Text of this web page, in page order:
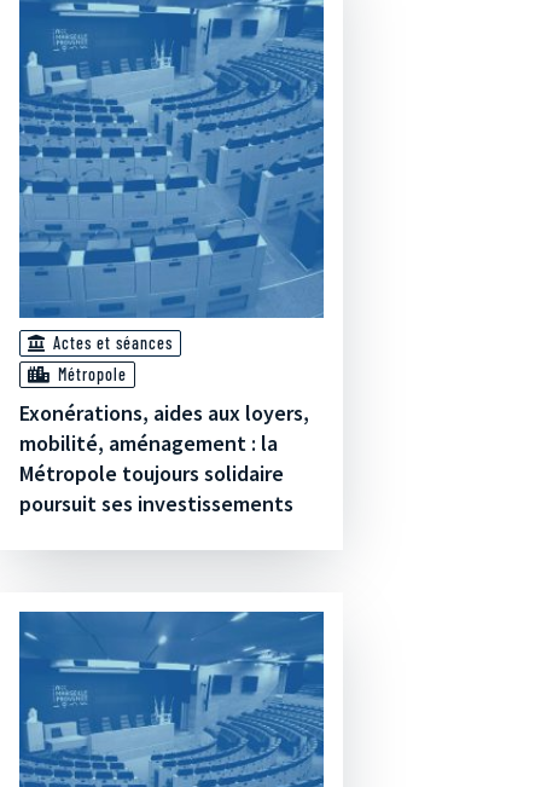
Actes et séances
Métropole
Exonérations, aides aux loyers,
mobilité, aménagement : la
Métropole toujours solidaire
poursuit ses investissements